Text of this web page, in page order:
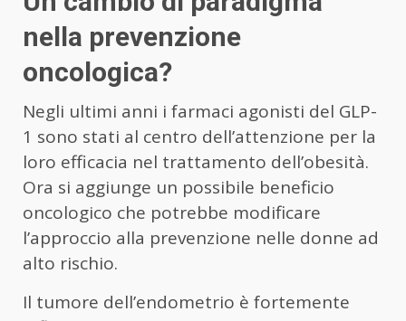
nella prevenzione
oncologica?
Negli ultimi anni i farmaci agonisti del GLP-
1 sono stati al centro dell’attenzione per la
loro efficacia nel trattamento dell’obesità.
Ora si aggiunge un possibile beneficio
oncologico che potrebbe modificare
l’approccio alla prevenzione nelle donne ad
alto rischio.
Il tumore dell’endometrio è fortemente